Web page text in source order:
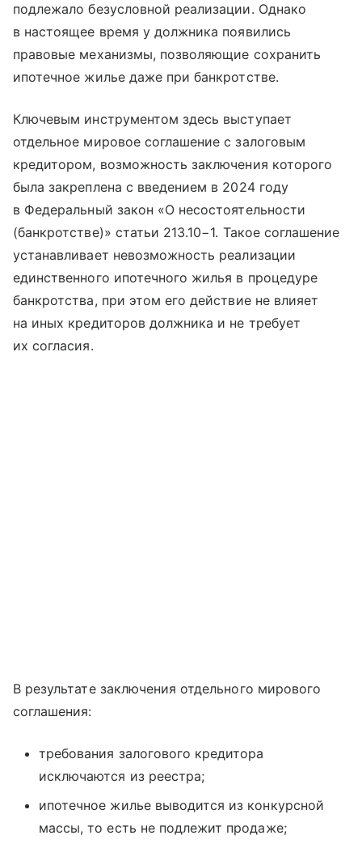
подлежало безусловной реализации. Однако
в настоящее время у должника появились
правовые механизмы, позволяющие сохранить
ипотечное жилье даже при банкротстве.
Ключевым инструментом здесь выступает
отдельное мировое соглашение с залоговым
кредитором, возможность заключения которого
была закреплена с введением в 2024 году
в Федеральный закон «О несостоятельности
(банкротстве)» статьи 213.10−1. Такое соглашение
устанавливает невозможность реализации
единственного ипотечного жилья в процедуре
банкротства, при этом его действие не влияет
на иных кредиторов должника и не требует
их согласия.
В результате заключения отдельного мирового
соглашения:
требования залогового кредитора
исключаются из реестра;
ипотечное жилье выводится из конкурсной
массы, то есть не подлежит продаже;